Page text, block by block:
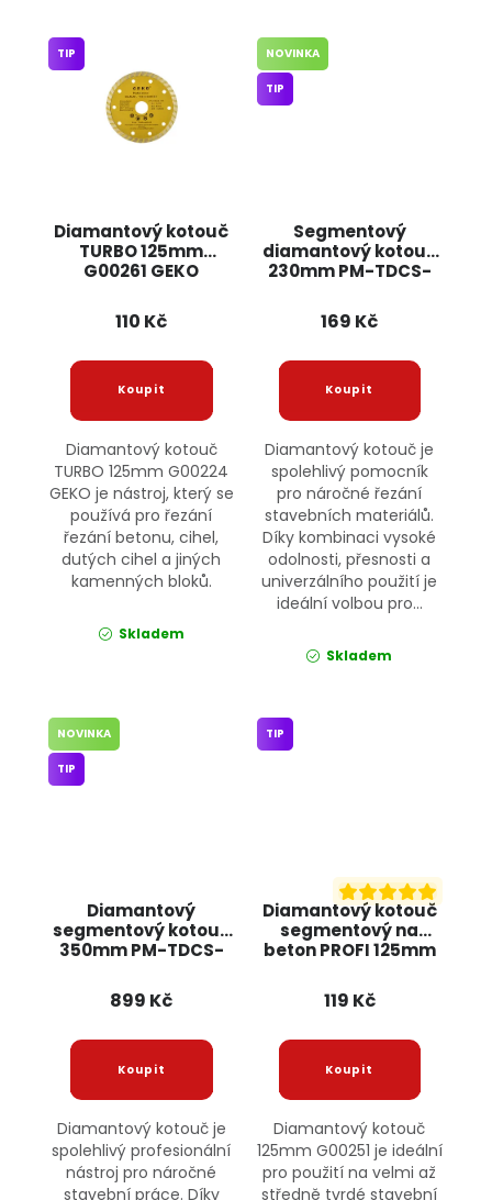
Diamantový kotouč
TURBO 125mm
G00261 GEKO
TIP
110 Kč
Diamantový kotouč
TURBO 125mm G00224
GEKO je nástroj, který se
používá pro řezání
řezání betonu, cihel,
dutých cihel a jiných
kamenných bloků.
Skladem
Segmentový
diamantový kotouč
230mm PM-TDCS-
NOVINKA
TIP
169 Kč
Diamantový kotouč je
spolehlivý pomocník
pro náročné řezání
stavebních materiálů.
Díky kombinaci vysoké
odolnosti, přesnosti a
univerzálního použití je
ideální volbou pro...
Skladem
Diamantový
segmentový kotouč
350mm PM-TDCS-
NOVINKA
TIP
899 Kč
Diamantový kotouč je
spolehlivý profesionální
nástroj pro náročné
stavební práce. Díky
Diamantový kotouč
segmentový na
beton PROFI 125mm
TIP
119 Kč
Diamantový kotouč
125mm G00251 je ideální
pro použití na velmi až
středně tvrdé stavební